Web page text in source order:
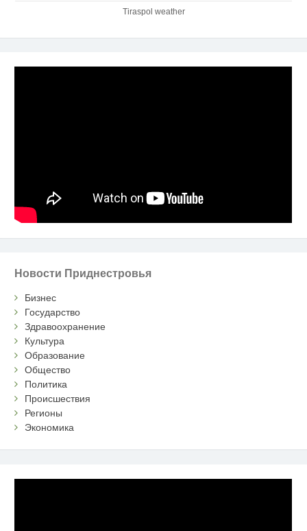
Tiraspol weather
Новости Приднестровья
Бизнес
Государство
Здравоохранение
Культура
Образование
Общество
Политика
Происшествия
Регионы
Экономика